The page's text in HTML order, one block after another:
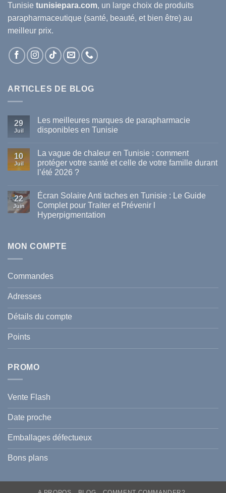
Tunisie tunisiepara.com, un large choix de produits
parapharmaceutique (santé, beauté, et bien être) au
meilleur prix.
ARTICLES DE BLOG
29
Juil
Les meilleures marques de parapharmacie
disponibles en Tunisie
sur
meilleures
marques
disponibles
en
Tunisie
10
Juil
La vague de chaleur en Tunisie : comment
protéger votre santé et celle de votre famille durant
l’été 2026 ?
sur
La
vague
de
comment
et
celle
de
votre
famille
durant
l’été
2026
?
22
Juin
Écran Solaire Anti taches en Tunisie : Le Guide
Complet pour Traiter et Prévenir l
Hyperpigmentation
Écran
Solaire
Tunisie
Guide
pour
Traiter
Prévenir
MON COMPTE
Commandes
Adresses
Détails du compte
Points
PROMO
Vente Flash
Date proche
Emballages défectueux
Bons plans